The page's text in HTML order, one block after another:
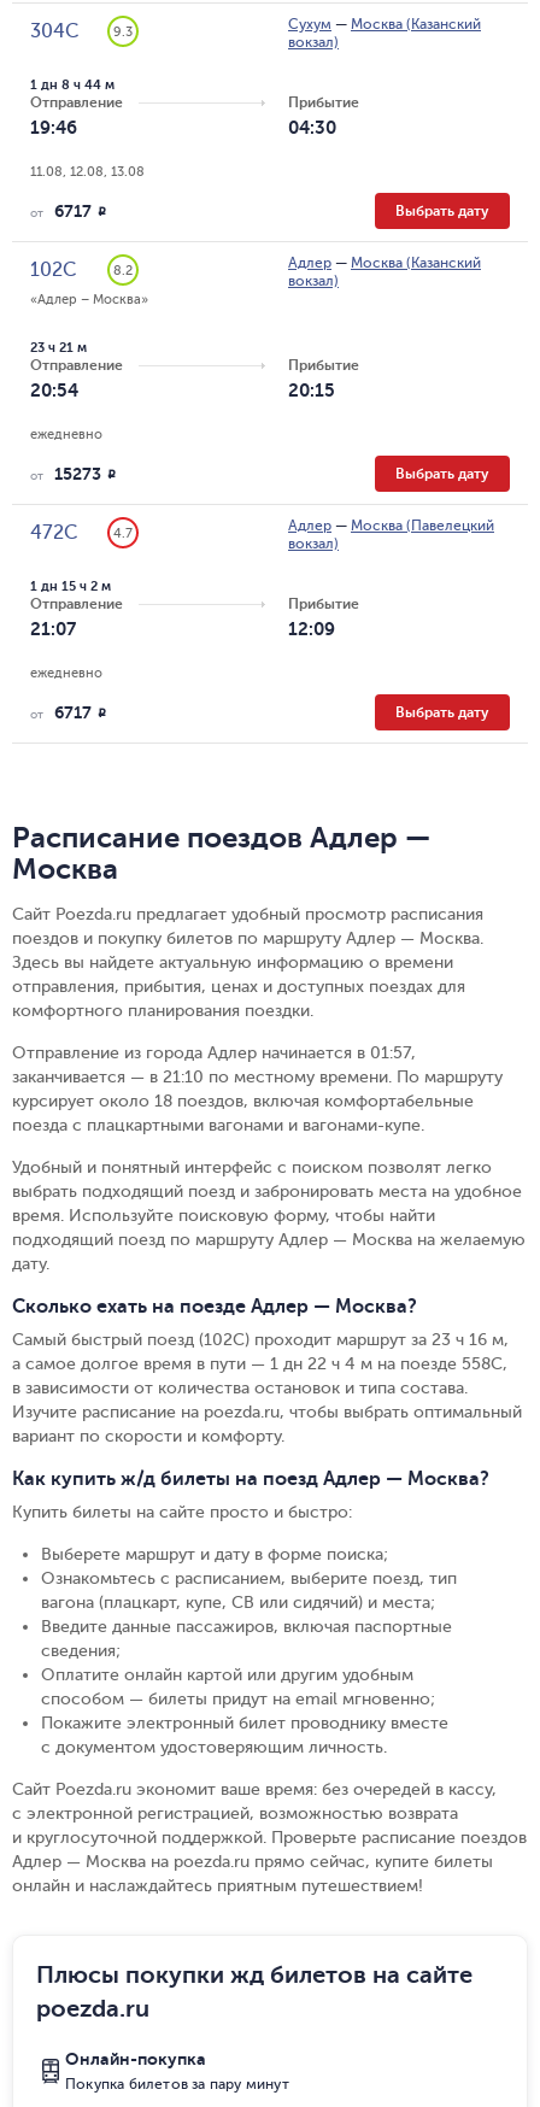
304С 9.3 Сухум — Москва (Казанский
вокзал)
Отправление
19:46
1 дн 8 ч 44 м
Прибытие
04:30
11.08, 12.08, 13.08
от 6717 R Выбрать дату
102С
8.2
«Адлер – Москва»
Адлер — Москва (Казанский
вокзал)
Отправление
20:54
23 ч 21 м
Прибытие
20:15
ежедневно
от 15273 R Выбрать дату
472С 4.7 Адлер — Москва (Павелецкий
вокзал)
Отправление
21:07
1 дн 15 ч 2 м
Прибытие
12:09
ежедневно
от 6717 R Выбрать дату
Расписание поездов Адлер —
Москва
Сайт Poezda.ru предлагает удобный просмотр расписания
поездов и покупку билетов по маршруту Адлер — Москва.
Здесь вы найдете актуальную информацию о времени
отправления, прибытия, ценах и доступных поездах для
комфортного планирования поездки.
Отправление из города Адлер начинается в 01:57,
заканчивается — в 21:10 по местному времени. По маршруту
курсирует около 18 поездов, включая комфортабельные
поезда с плацкартными вагонами и вагонами-купе.
Удобный и понятный интерфейс с поиском позволят легко
выбрать подходящий поезд и забронировать места на удобное
время. Используйте поисковую форму, чтобы найти
подходящий поезд по маршруту Адлер — Москва на желаемую
дату.
Сколько ехать на поезде Адлер — Москва?
Самый быстрый поезд (102С) проходит маршрут за 23 ч 16 м,
а самое долгое время в пути — 1 дн 22 ч 4 м на поезде 558С,
в зависимости от количества остановок и типа состава.
Изучите расписание на poezda.ru, чтобы выбрать оптимальный
вариант по скорости и комфорту.
Как купить ж/д билеты на поезд Адлер — Москва?
Купить билеты на сайте просто и быстро:
Выберете маршрут и дату в форме поиска;
Ознакомьтесь с расписанием, выберите поезд, тип
вагона (плацкарт, купе, СВ или сидячий) и места;
Введите данные пассажиров, включая паспортные
сведения;
Оплатите онлайн картой или другим удобным
способом — билеты придут на email мгновенно;
Покажите электронный билет проводнику вместе
с документом удостоверяющим личность.
Сайт Poezda.ru экономит ваше время: без очередей в кассу,
с электронной регистрацией, возможностью возврата
и круглосуточной поддержкой. Проверьте расписание поездов
Адлер — Москва на poezda.ru прямо сейчас, купите билеты
онлайн и наслаждайтесь приятным путешествием!
Плюсы покупки жд билетов на сайте
poezda.ru
Онлайн-покупка
Покупка билетов за пару минут